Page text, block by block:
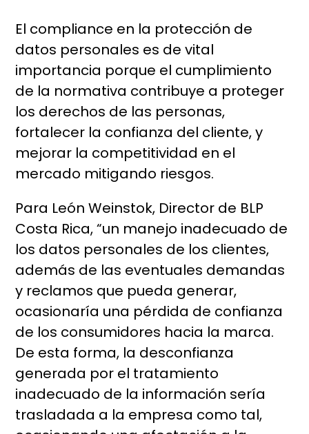
El compliance en la protección de
datos personales es de vital
importancia porque el cumplimiento
de la normativa contribuye a proteger
los derechos de las personas,
fortalecer la confianza del cliente, y
mejorar la competitividad en el
mercado mitigando riesgos.
Para León Weinstok, Director de BLP
Costa Rica, “un manejo inadecuado de
los datos personales de los clientes,
además de las eventuales demandas
y reclamos que pueda generar,
ocasionaría una pérdida de confianza
de los consumidores hacia la marca.
De esta forma, la desconfianza
generada por el tratamiento
inadecuado de la información sería
trasladada a la empresa como tal,